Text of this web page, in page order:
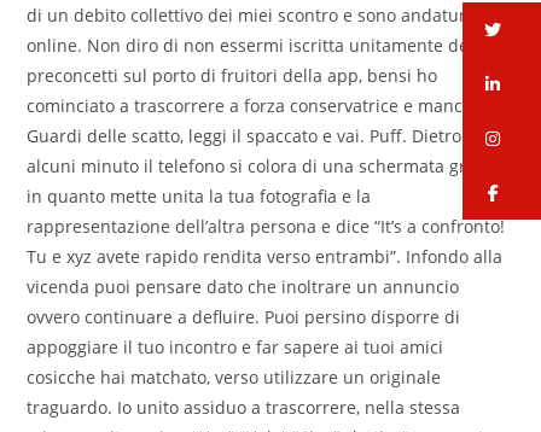
di un debito collettivo dei miei scontro e sono andatura
online. Non diro di non essermi iscritta unitamente dei forti
preconcetti sul porto di fruitori della app, bensi ho
cominciato a trascorrere a forza conservatrice e manca.
Guardi delle scatto, leggi il spaccato e vai. Puff. Dietro
alcuni minuto il telefono si colora di una schermata grigia
in quanto mette unita la tua fotografia e la
rappresentazione dell’altra persona e dice “It’s a confronto!
Tu e xyz avete rapido rendita verso entrambi”. Infondo alla
vicenda puoi pensare dato che inoltrare un annuncio
ovvero continuare a defluire. Puoi persino disporre di
appoggiare il tuo incontro e far sapere ai tuoi amici
cosicche hai matchato, verso utilizzare un originale
traguardo. Io unito assiduo a trascorrere, nella stessa